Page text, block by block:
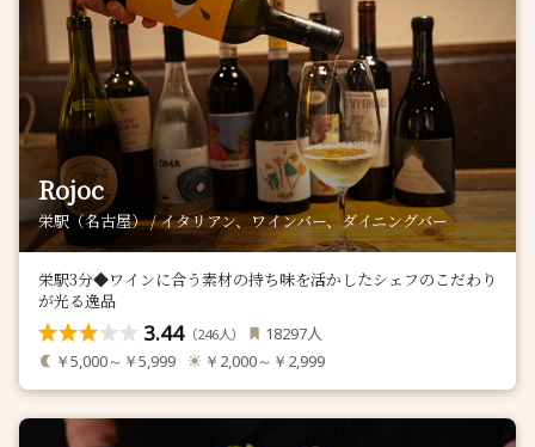
Rojoc
栄駅（名古屋） / イタリアン、ワインバー、ダイニングバー
栄駅3分◆ワインに合う素材の持ち味を活かしたシェフのこだわり
が光る逸品
3.44（246人） 18297人
￥5,000～￥5,999 ￥2,000～￥2,999